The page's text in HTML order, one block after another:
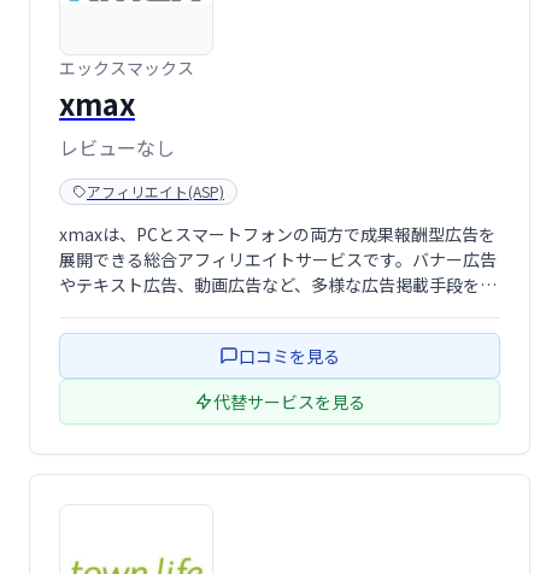
エックスマックス
xmax
レビューなし
アフィリエイト(ASP)
xmaxは、PCとスマートフォンの両方で成果報酬型広告を
展開できる総合アフィリエイトサービスです。バナー広告
やテキスト広告、動画広告など、多様な広告掲載手段を提
ら経験者まで手軽に始められる使いやすさが特徴で、アフ
ィリエイトマーケティングの成功を目指 …
口コミを見る
代替サービスを見る